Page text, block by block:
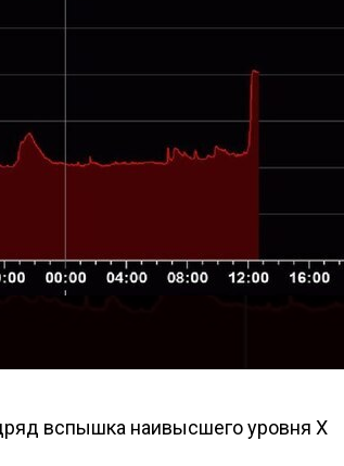
вспышка наивысшего уровня Х